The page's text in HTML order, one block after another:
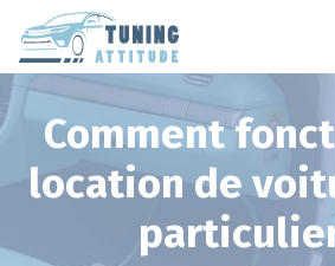
Comment
location de